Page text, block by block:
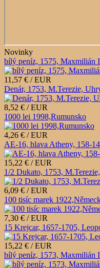
Novinky
bílý peníz, 1575, Maxmilián
11,57 € / EUR
Denár, 1753, M.Terezie,
8,52 € / EUR
1000 lei 1998,Rumunsko
4,26 € / EUR
AE-16, hlava Atheny, 158-
15,22 € / EUR
1/2 Dukato, 1753,
6,09 € / EUR
100 tisíc marek
7,30 € / EUR
15 Krejcar, 1657-1705,
15,22 € / EUR
bílý peníz, 1573, Maxmilián